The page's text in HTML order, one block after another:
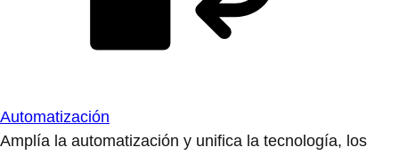
Automatización
Amplía la automatización y unifica la tecnología, los